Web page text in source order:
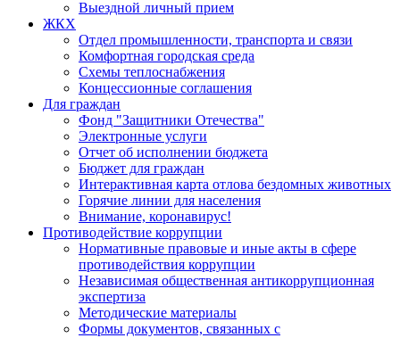
Выездной личный прием
ЖКХ
Отдел промышленности, транспорта и связи
Комфортная городская среда
Схемы теплоснабжения
Концессионные соглашения
Для граждан
Фонд "Защитники Отечества"
Электронные услуги
Отчет об исполнении бюджета
Бюджет для граждан
Интерактивная карта отлова бездомных животных
Горячие линии для населения
Внимание, коронавирус!
Противодействие коррупции
Нормативные правовые и иные акты в сфере
противодействия коррупции
Независимая общественная антикоррупционная
экспертиза
Методические материалы
Формы документов, связанных с